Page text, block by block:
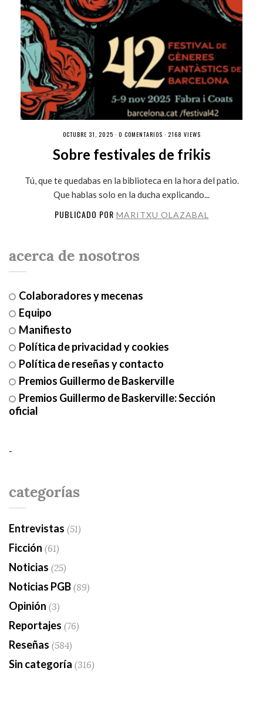
OCTUBRE 31, 2025 · 0 COMENTARIOS · 2168 VIEWS
Sobre festivales de frikis
Tú, que te quedabas en la biblioteca en la hora del patio.
Que hablas solo en la ducha explicando...
PUBLICADO POR MARITXU OLAZABAL
acerca de nosotros
Colaboradores y mecenas
Equipo
Manifiesto
Política de privacidad y cookies
Política de reseñas y contacto
Premios Guillermo de Baskerville
Premios Guillermo de Baskerville: Sección
oficial
-
categorías
Entrevistas (51)
Ficción (61)
Noticias (25)
Noticias PGB(89)
Opinión (3)
Reportajes (76)
Reseñas (584)
Sin categoría (316)